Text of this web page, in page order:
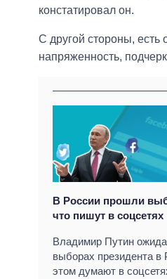
констатировал он.
С другой стороны, есть
напряженность,
В России прошли
что пишут в соцсетях
Владимир Путин
выборах президента в
этом думают в